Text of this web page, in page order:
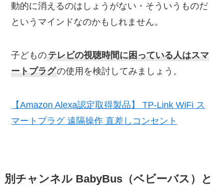
動的に消えるのはしょうがない・そういうものだ
というマインドなのかもしれません。
子どものテレビの視聴時間に困っている人はスマ
ートプラグの使用を検討してみましょう。
【Amazon Alexa認定取得製品】 TP-Link WiFi ス
マートプラグ 遠隔操作 直差しコンセント
別チャンネル BabyBus（ベビーバス）と